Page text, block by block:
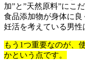
加”と”天然原料”にこ
食品添加物が身体に良
妊活を考えている男性
もう1つ重要なのが、
かという点です。